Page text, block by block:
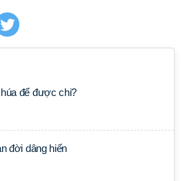
để được chi?
đời dâng hiến